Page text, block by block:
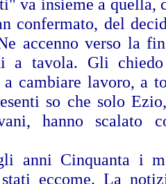
va insieme a quella,
confermato, del
accenno verso la
a tavola. Gli
a cambiare lavoro, a
so che solo
hanno scalato
anni Cinquanta i
eccome. La